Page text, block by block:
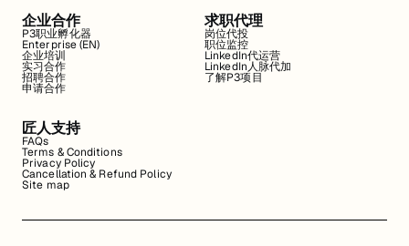
企业合作
P3职业孵化器
Enterprise (EN)
企业培训
实习合作
招聘合作
申请合作
求职代理
岗位代投
职位监控
LinkedIn代运营
LinkedIn人脉代加
了解P3项目
匠人支持
FAQs
Terms & Conditions
Privacy Policy
Cancellation & Refund Policy
Site map